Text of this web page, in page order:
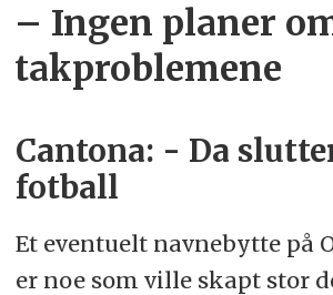
– Ingen planer
takproblemene
Cantona: - Da
fotball
Et eventuelt navnebytte på
er noe som ville skapt stor